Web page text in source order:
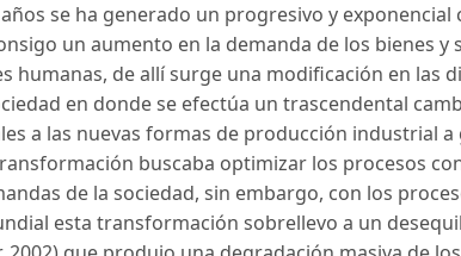
se ha generado un progresivo y exponencial
un aumento en la demanda de los bienes y
humanas, de allí surge una modificación en las
en donde se efectúa un trascendental
a las nuevas formas de producción industrial a
buscaba optimizar los procesos
de la sociedad, sin embargo, con los
esta transformación sobrellevo a un